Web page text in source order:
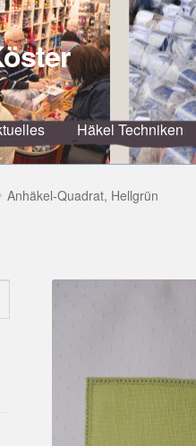
Häkel Techniken
Anhäkel-Quadrat, Hellgrün